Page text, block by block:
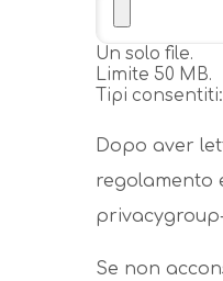
Un solo file.
Limite 50 MB.
Tipi
Dopo aver
regolamento
Se non